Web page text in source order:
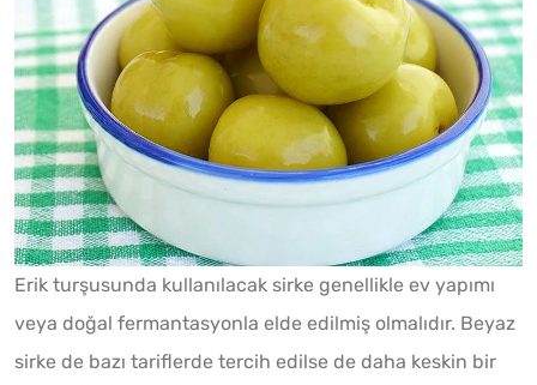
Erik turşusunda kullanılacak sirke genellikle ev yapımı
veya doğal fermantasyonla elde edilmiş olmalıdır. Beyaz
sirke de bazı tariflerde tercih edilse de daha keskin bir